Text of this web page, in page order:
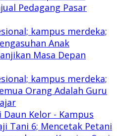
Pedagang Pasar
kampus merdeka;
Anak
Masa Depan
kampus merdeka;
Orang Adalah Guru
Kelor - Kampus
Tani 6; Mencetak Petani